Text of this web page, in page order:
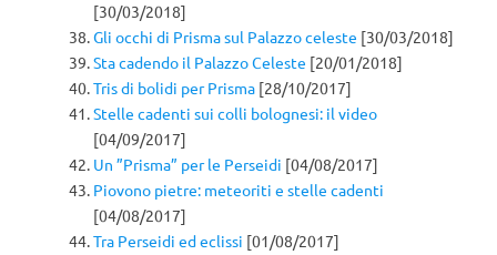
[30/03/2018]
Gli occhi di Prisma sul Palazzo celeste [30/03/2018]
Sta cadendo il Palazzo Celeste [20/01/2018]
Tris di bolidi per Prisma [28/10/2017]
Stelle cadenti sui colli bolognesi: il video
[04/09/2017]
Un ”Prisma” per le Perseidi [04/08/2017]
Piovono pietre: meteoriti e stelle cadenti
[04/08/2017]
Tra Perseidi ed eclissi [01/08/2017]